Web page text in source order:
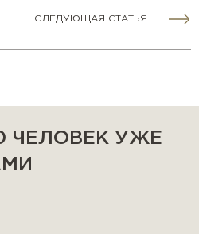
СЛЕДУЮЩАЯ СТАТЬЯ
ЧЕЛОВЕК УЖЕ